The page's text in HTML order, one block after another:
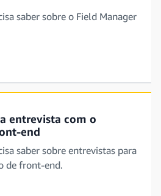
saber sobre o Field Manager
entrevista com o
end
saber sobre entrevistas para
de front-end.